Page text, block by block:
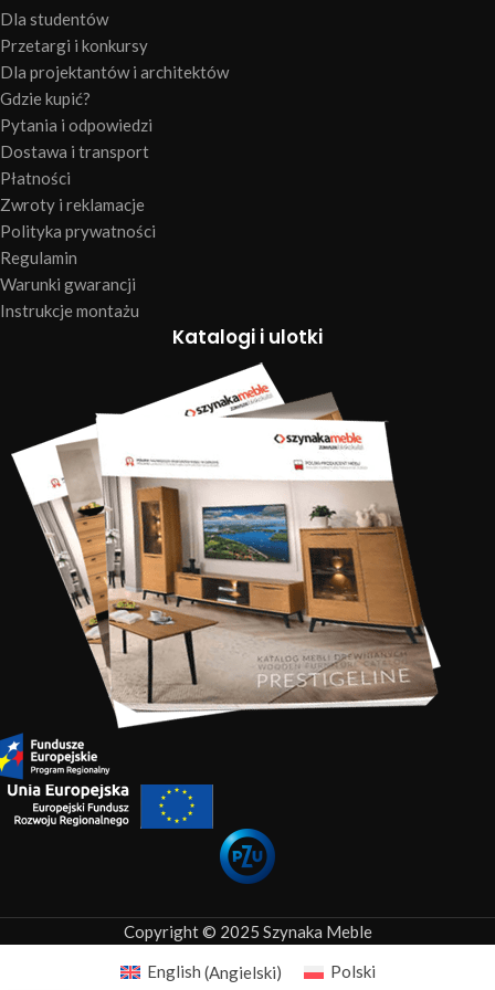
Dla studentów
Przetargi i konkursy
Dla projektantów i architektów
Gdzie kupić?
Pytania i odpowiedzi
Dostawa i transport
Płatności
Zwroty i reklamacje
Polityka prywatności
Regulamin
Warunki gwarancji
Instrukcje montażu
Katalogi i ulotki
Copyright © 2025 Szynaka Meble
English (Angielski) Polski